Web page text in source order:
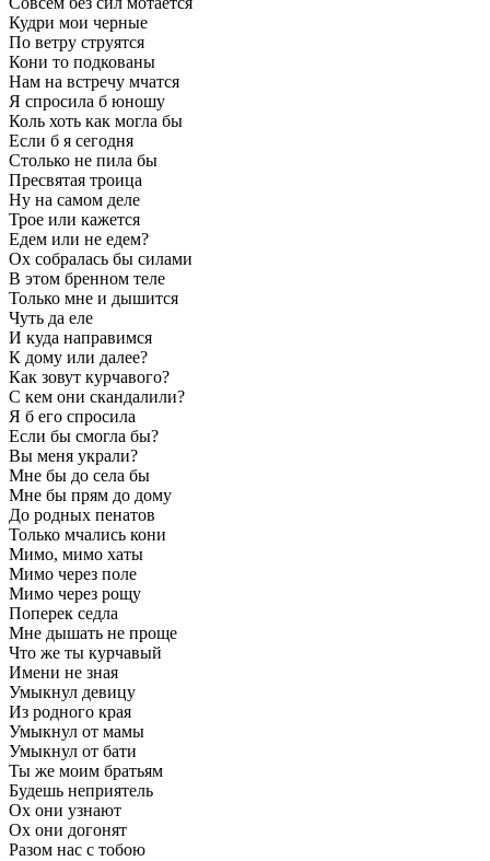
Кудри мои черные
По ветру струятся
Кони то подкованы
Нам на встречу мчатся
Я спросила б юношу
Коль хоть как могла бы
Если б я сегодня
Столько не пила бы
Пресвятая троица
Ну на самом деле
Трое или кажется
Едем или не едем?
Ох собралась бы силами
В этом бренном теле
Только мне и дышится
Чуть да еле
И куда направимся
К дому или далее?
Как зовут курчавого?
С кем они скандалили?
Я б его спросила
Если бы смогла бы?
Вы меня украли?
Мне бы до села бы
Мне бы прям до дому
До родных пенатов
Только мчались кони
Мимо, мимо хаты
Мимо через поле
Мимо через рощу
Поперек седла
Мне дышать не проще
Что же ты курчавый
Имени не зная
Умыкнул девицу
Из родного края
Умыкнул от мамы
Умыкнул от бати
Ты же моим братьям
Будешь неприятель
Ох они узнают
Ох они догонят
Разом нас с тобою